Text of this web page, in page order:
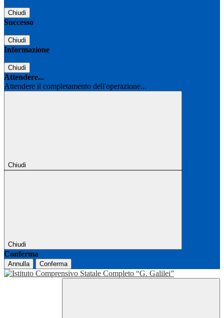
Chiudi
Successo
Chiudi
Informazione
Chiudi
Attendere...
Attendere il completamento dell'operazione...
Chiudi
Chiudi
Conferma
Annulla Conferma